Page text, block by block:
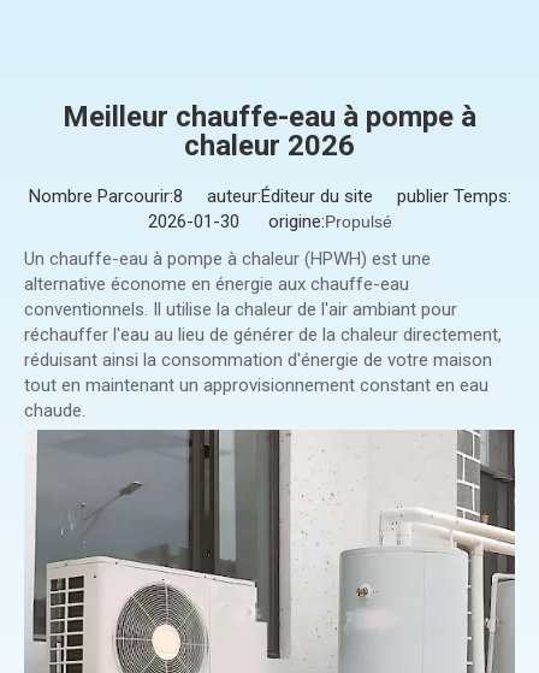
Meilleur chauffe-eau à pompe à
chaleur 2026
Nombre Parcourir:8 auteur:Éditeur du site publier Temps:
2026-01-30 origine:Propulsé
Un chauffe-eau à pompe à chaleur (HPWH) est une
alternative économe en énergie aux chauffe-eau
conventionnels. Il utilise la chaleur de l'air ambiant pour
réchauffer l'eau au lieu de générer de la chaleur directement,
réduisant ainsi la consommation d'énergie de votre maison
tout en maintenant un approvisionnement constant en eau
chaude.